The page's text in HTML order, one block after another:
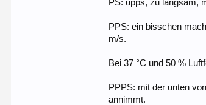
PS: upps, zu langsam,
PPS: ein bisschen
m/s.
Bei 37 °C und 50 %
PPPS: mit der unten
annimmt.